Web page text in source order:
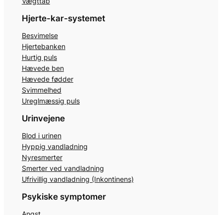
Hjerte-kar-systemet
Besvimelse
Hjertebanken
Hurtig puls
Hævede ben
Hævede fødder
Svimmelhed
Ureglmæssig puls
Urinvejene
Blod i urinen
Hyppig vandladning
Nyresmerter
Smerter ved vandladning
Ufrivillig vandladning (Inkontinens)
Psykiske symptomer